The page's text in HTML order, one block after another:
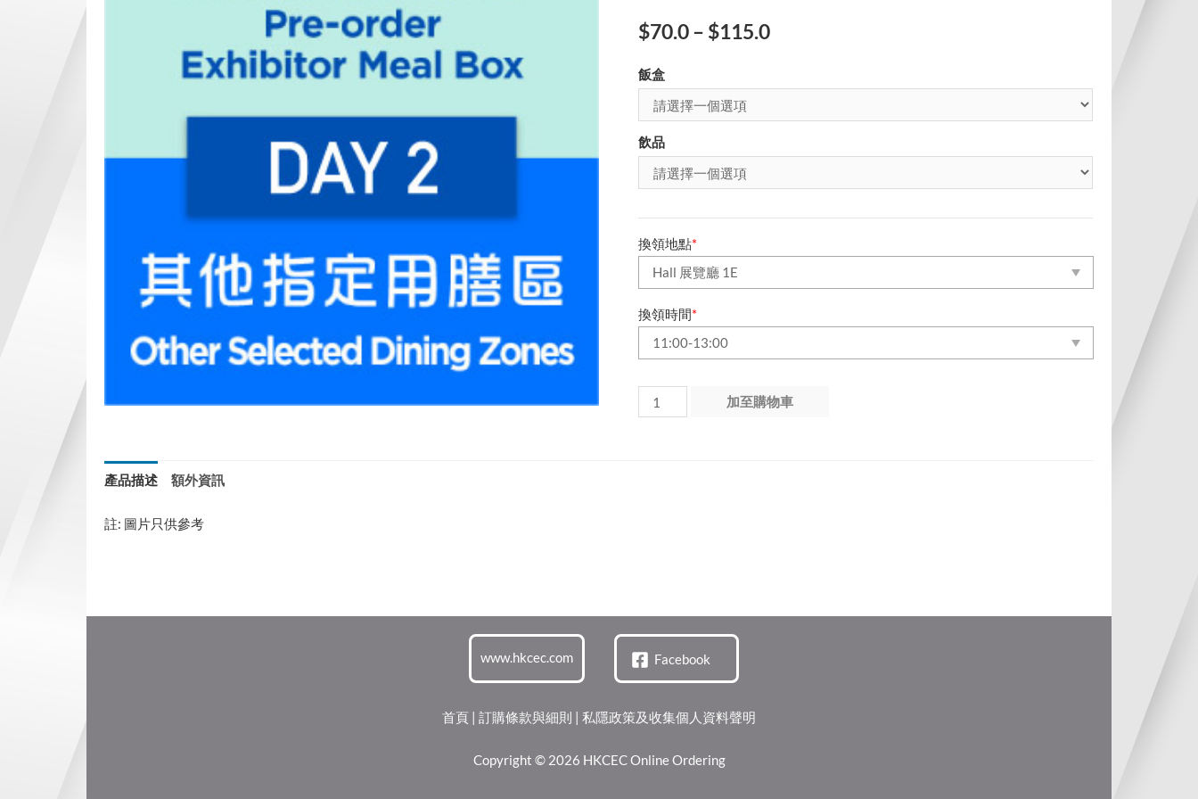
$70.0– $115.0
飯盒
飲品
換領地點*
換領時間*
2
加至購物車
產品描述 額外資訊
註: 圖片只供參考
www.hkcec.com Facebook
首頁 | 訂購條款與細則 | 私隱政策及收集個人資料聲明
Copyright © 2026 HKCEC Online Ordering